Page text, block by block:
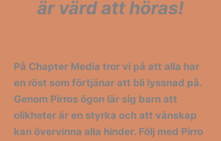
är värd att höras!
På Chapter Media tror vi på att alla har
en röst som förtjänar att bli lyssnad på.
Genom Pirros ögon lär sig barn att
olikheter är en styrka och att vänskap
kan övervinna alla hinder. Följ med Pirro